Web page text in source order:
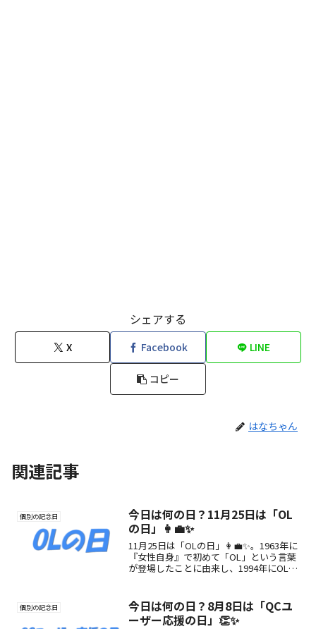
シェアする
X Facebook LINE
コピー
はなちゃん
関連記事
個別の記念日
今日は何の日？11月25日は「OL
の日」👩‍💼✨
11月25日は「OLの日」👩‍💼✨。1963年に
『女性自身』で初めて「OL」という言葉
が登場したことに由来し、1994年にOLネ
個別の記念日
今日は何の日？8月8日は「QCユ
ーザー応援の日」👏✨